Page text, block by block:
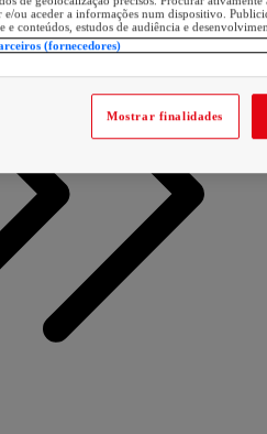
e/ou aceder a informações num dispositivo.
e conteúdos, estudos de audiência e
(fornecedores)
Mostrar finalidades